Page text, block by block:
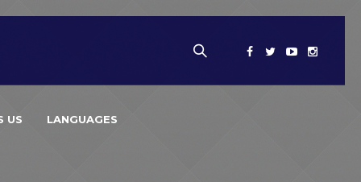
US LANGUAGES